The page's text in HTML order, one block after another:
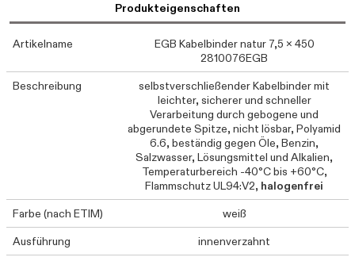
Produkteigenschaften
Artikelname
EGB Kabelbinder natur 7,5 x 450
2810076EGB
Beschreibung
selbstverschließender Kabelbinder mit
leichter, sicherer und schneller
Verarbeitung durch gebogene und
abgerundete Spitze, nicht lösbar, Polyamid
6.6, beständig gegen Öle, Benzin,
Salzwasser, Lösungsmittel und Alkalien,
Temperaturbereich -40°C bis +60°C,
Flammschutz UL94:V2, halogenfrei
Farbe (nach ETIM)
weiß
Ausführung
innenverzahnt